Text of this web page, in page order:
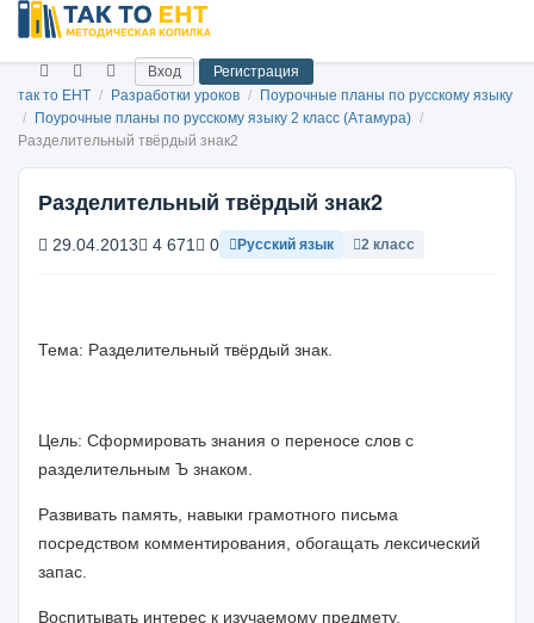
Вход
Регистрация
так то ЕНТ / Разработки уроков /
Поурочные планы по русскому языку
/
Поурочные планы по русскому языку 2 класс (Атамура) /
Разделительный твёрдый знак2
Разделительный твёрдый знак2
29.04.2013 4 671 0 Русский язык 2 класс
Тема: Разделительный твёрдый знак.
Цель: Сформировать знания о переносе слов с
разделительным Ъ знаком.
Развивать память, навыки грамотного письма
посредством комментирования, обогащать лексический
запас.
Воспитывать интерес к изучаемому предмету.